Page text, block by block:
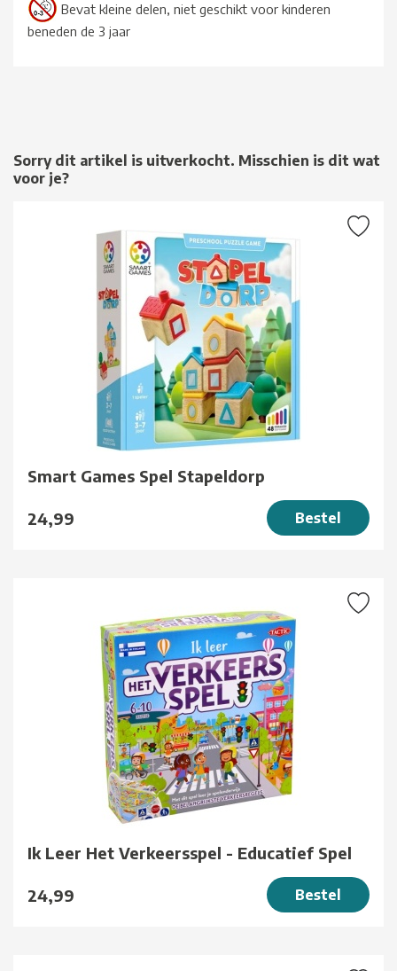
Bevat kleine delen, niet geschikt voor kinderen
beneden de 3 jaar
Sorry dit artikel is uitverkocht. Misschien is dit wat
voor je?
Smart Games Spel Stapeldorp
24,99 Bestel
Ik Leer Het Verkeersspel - Educatief Spel
24,99 Bestel